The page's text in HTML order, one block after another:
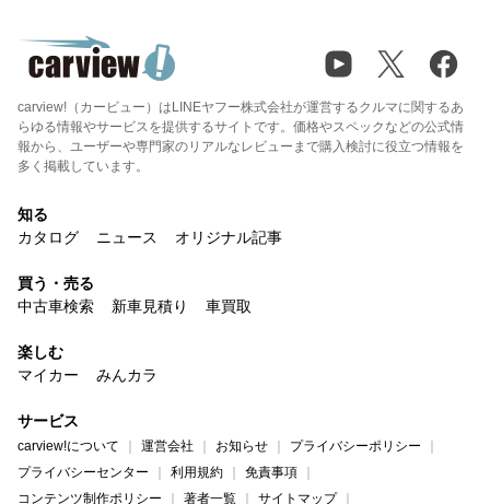
carview!（カービュー）はLINEヤフー株式会社が運営するクルマに関するあ
らゆる情報やサービスを提供するサイトです。価格やスペックなどの公式情
報から、ユーザーや専門家のリアルなレビューまで購入検討に役立つ情報を
多く掲載しています。
知る
カタログ
ニュース オリジナル記事
買う・売る
中古車検索
新車見積り 車買取
楽しむ
マイカー
みんカラ
サービス
carview!について 運営会社 お知らせ
プライバシーポリシー
プライバシーセンター
利用規約
免責事項
コンテンツ制作ポリシー
著者一覧 サイトマップ